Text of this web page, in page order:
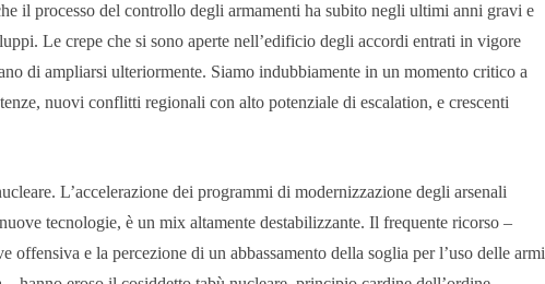
il processo del controllo degli armamenti ha subito negli ultimi anni gravi e
Le crepe che si sono aperte nell’edificio degli accordi entrati in vigore
di ampliarsi ulteriormente. Siamo indubbiamente in un momento critico a
nuovi conflitti regionali con alto potenziale di escalation, e crescenti
L’accelerazione dei programmi di modernizzazione degli arsenali
tecnologie, è un mix altamente destabilizzante. Il frequente ricorso –
offensiva e la percezione di un abbassamento della soglia per l’uso delle armi